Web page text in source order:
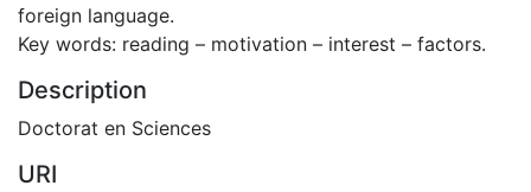
foreign language.
Key words: reading – motivation – interest – factors.
Description
Doctorat en Sciences
URI